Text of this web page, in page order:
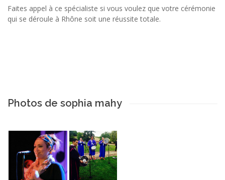
Faites appel à ce spécialiste si vous voulez que votre cérémonie
qui se déroule à Rhône soit une réussite totale.
Photos de sophia mahy